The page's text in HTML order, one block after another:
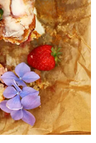
SKLEP
Polski